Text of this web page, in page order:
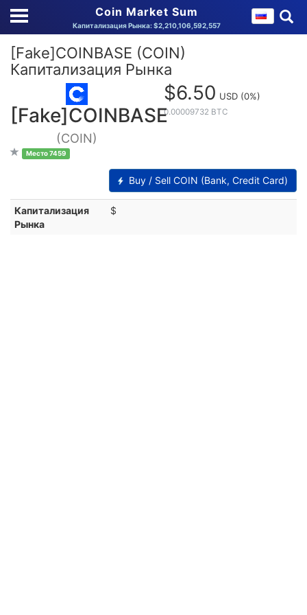
Coin Market Sum
Капитализация Рынка: $2,210,106,592,557
[Fake]COINBASE (COIN)
Капитализация Рынка
[Fake]COINBASE
(COIN)
Место 7459
$6.50 USD (0%)
0.00009732 BTC
Buy / Sell COIN (Bank, Credit Card)
Капитализация
Рынка
$